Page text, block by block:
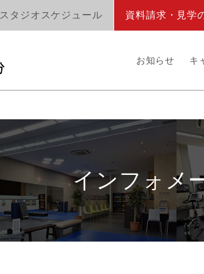
スタジオスケジュール 資料請求・見学
お知らせ キ
インフォメ